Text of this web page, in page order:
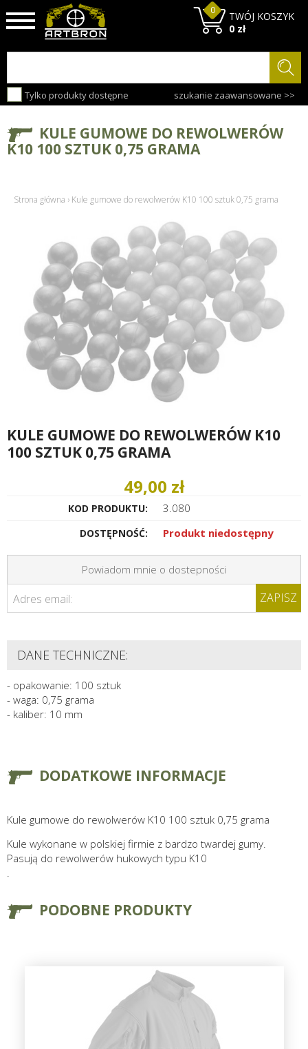
Tylko produkty dostępne szukanie zaawansowane >>
TWÓJ KOSZYK
0
0 zł
KULE GUMOWE DO REWOLWERÓW
K10 100 SZTUK 0,75 GRAMA
Strona główna › Kule gumowe do rewolwerów K10 100 sztuk 0,75 grama
KULE GUMOWE DO REWOLWERÓW K10
100 SZTUK 0,75 GRAMA
49,00 zł
KOD PRODUKTU: 3.080
DOSTĘPNOŚĆ: Produkt niedostępny
Powiadom mnie o dostepności
Adres email: ZAPISZ
DANE TECHNICZNE:
- opakowanie: 100 sztuk
- waga: 0,75 grama
- kaliber: 10 mm
DODATKOWE INFORMACJE
Kule gumowe do rewolwerów K10 100 sztuk 0,75 grama
Kule wykonane w polskiej firmie z bardzo twardej gumy.
Pasują do rewolwerów hukowych typu K10
PODOBNE PRODUKTY